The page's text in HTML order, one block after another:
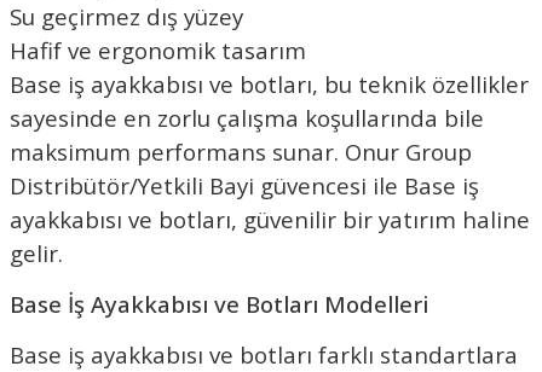
Su geçirmez dış yüzey
Hafif ve ergonomik tasarım
Base iş ayakkabısı ve botları, bu teknik özellikler
sayesinde en zorlu çalışma koşullarında bile
maksimum performans sunar. Onur Group
Distribütör/Yetkili Bayi güvencesi ile Base iş
ayakkabısı ve botları, güvenilir bir yatırım haline
gelir.
Base İş Ayakkabısı ve Botları Modelleri
Base iş ayakkabısı ve botları farklı standartlara